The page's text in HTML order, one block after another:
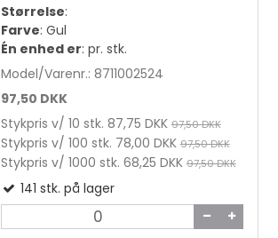
Størrelse:
Farve: Gul
Én enhed er: pr. stk.
Model/Varenr.: 8711002524
97,50 DKK
Stykpris v/ 10 stk. 87,75 DKK 97,50 DKK
Stykpris v/ 100 stk. 78,00 DKK 97,50 DKK
Stykpris v/ 1000 stk. 68,25 DKK 97,50 DKK
141 stk. på lager